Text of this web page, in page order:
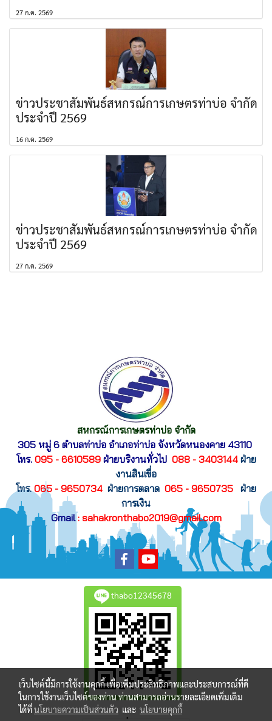
27 ก.ค. 2569
ข่าวประชาสัมพันธ์สหกรณ์การเกษตรท่าบ่อ จำกัด
ประจำปี 2569
16 ก.ค. 2569
ข่าวประชาสัมพันธ์สหกรณ์การเกษตรท่าบ่อ จำกัด
ประจำปี 2569
27 ก.ค. 2569
สหกรณ์การเกษตรท่าบ่อ จำกัด
305 หมู่ 6 ตำบลท่าบ่อ อำเภอท่าบ่อ จังหวัดหนองคาย 43110
โทร. 095 - 6610589 ฝ่ายบริงานทั่วไป 088 - 3403144 ฝ่าย
งานสินเขื่อ
โทร.065 - 9650734 ฝ่ายการตลาด 065 - 9650735 ฝ่าย
การเงิน
Gmail: sahakronthabo2019@gmail.com
thabo12345678
เว็บไซต์นี้มีการใช้งานคุกกี้ เพื่อเพิ่มประสิทธิภาพและประสบการณ์ที่ดี
ในการใช้งานเว็บไซต์ของท่าน ท่านสามารถอ่านรายละเอียดเพิ่มเติม
ได้ที่นโยบายความเป็นส่วนตัว และ นโยบายคุกกี้